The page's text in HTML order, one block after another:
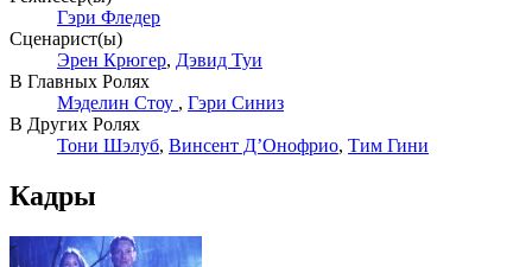
Гэри Фледер
Сценарист(ы)
Эрен Крюгер, Дэвид Туи
В Главных Ролях
Мэделин Стоу , Гэри Синиз
В Других Ролях
Тони Шэлуб, Винсент Д’Онофрио, Тим Гини
Кадры